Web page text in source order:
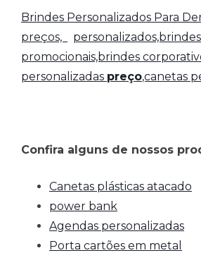
Brindes Personalizados Para
preços,
personalizados,brindes
promocionais,brindes
personalizadas preço,canetas
Confira alguns de nossos
Canetas plásticas atacado
power bank
Agendas personalizadas
Porta cartões em metal